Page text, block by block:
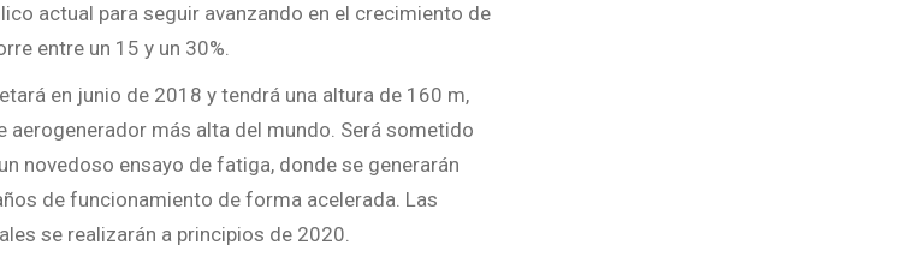
actual para seguir avanzando en el crecimiento de
entre un 15 y un 30%.
en junio de 2018 y tendrá una altura de 160 m,
aerogenerador más alta del mundo. Será sometido
novedoso ensayo de fatiga, donde se generarán
de funcionamiento de forma acelerada. Las
se realizarán a principios de 2020.